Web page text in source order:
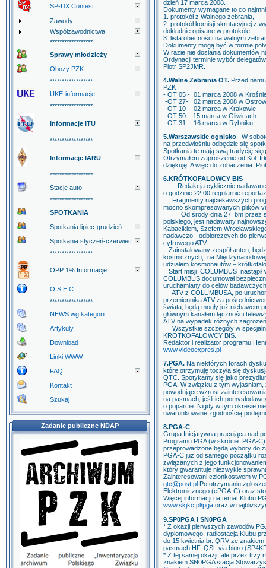
SP-DX Contest
Zawody
Współzawodnictwa
******************
Sprawy młodzieży
Obozy PZK
******************
UKE-informacje
******************
Informacje ITU
******************
Informacje IARU
******************
Stacje auto
******************
SPOTKANIA
Spotkania lipiec-grudzień
Spotkania styczeń-czerwiec
******************
OPP 1% Informacje
O.S.E.C.
******************
NEWS wg kategorii
Artykuły
Download
Linki WWW
FAQ
Kontakt
Szukaj
Zadanie publiczne NDAP
dzień 17 marca 2008.
Dokumenty wymagane to co
1. protokół z Walnego zebrania,
2. protokół komisji skrutacyjnej z
dokładnie opisane w protokóle.
3. lista obecności na walnym
Dokumenty mogą być w formie
W razie nie dosłania
Ordynacji terminie wybór
Piotr SP2JMR.
4.Walne Zebrania OT. Przed nami
PZK
- OT 05 - 01 marca 2008 w
-OT 27- 02 marca 2008 w
-OT 10 - 02 marca w Krakowie
- OT 50 – 15 marca w Gliwicach
-OT 31 - 16 marca w Rybniku
5.Warszawskie ognisko . W
na przedwiośniu odbędzie się
Spotkania te mają swą tradycję
Otrzymałem zaproszenie od Kol.
dziękuję. A więc do zobaczenia.
6.KRÓTKOFALOWCY BIS
Redakcja cyklicznie
o godzinie 22.00 regularnie
Fragmenty najciekawszych
mocno skompresowanych plików
Od środy dnia 27 bm przez
polskiego, jest nadawany
Kabacikiem, Szefem
nadawczo - odbiorczeych do
cyfrowego ATV.
Zainstalowany zespół anten,
kosmicznych, na
udziałem kosmonautów –
Start misji COLUMBUS nastąpił
COLUMBUS documował
uruchamiany do celów
ATV z COLUMBUSA, po
przemiennika ATV za
świata, będą mogły już niebawem
głównym kanałem łączności
ATV na wypadek różnych
Wszystkie szczegóły w
KRÓTKOFALOWCY BIS.
Redaktor i realizator programu
www.videoexpres.pl
7.PGA. Na niektórych forach
które otrzymuję toczyła się
QTC. Spotykamy się jako
PGA. W związku z tym
powodujące wzrost
na pasmach, jeśli ich
o poparcie. Nigdy w tym okresie
uwarunkowane zgodnością
8.PGA-C
Grupa Inicjatywna pracująca nad
Programu PGA (w skrócie: PGA-
przeprowadzone będą wybory do
PGA-C już od samego początku
związanych z jego
który gwarantuje niezwykle
Zainteresowani członkostwem w
qtc@post.pl Po otrzymaniu
Elektronicznego (ePGA-C) oraz
Więcej informacji na temat Klubu
www.skjkc.pl/pga oraz w
9.SP0PGA i SN0PGA
* Z okazji pierwszych zawodów
dyplomowego, radiostacja Klubu
do 15 kwietnia br. QRV ze
pasmach HF. QSL via biuro
* Z tej samej okazji, ale przez trzy
znakiem SN0PGA stacja